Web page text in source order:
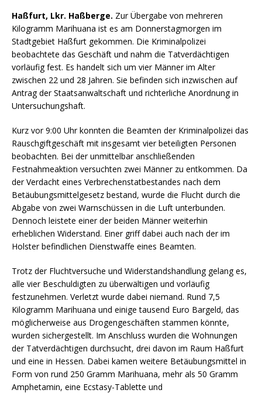
Haßfurt, Lkr. Haßberge. Zur Übergabe von mehreren
Kilogramm Marihuana ist es am Donnerstagmorgen im
Stadtgebiet Haßfurt gekommen. Die Kriminalpolizei
beobachtete das Geschäft und nahm die Tatverdächtigen
vorläufig fest. Es handelt sich um vier Männer im Alter
zwischen 22 und 28 Jahren. Sie befinden sich inzwischen auf
Antrag der Staatsanwaltschaft und richterliche Anordnung in
Untersuchungshaft.
Kurz vor 9:00 Uhr konnten die Beamten der Kriminalpolizei das
Rauschgiftgeschäft mit insgesamt vier beteiligten Personen
beobachten. Bei der unmittelbar anschließenden
Festnahmeaktion versuchten zwei Männer zu entkommen. Da
der Verdacht eines Verbrechenstatbestandes nach dem
Betäubungsmittelgesetz bestand, wurde die Flucht durch die
Abgabe von zwei Warnschüssen in die Luft unterbunden.
Dennoch leistete einer der beiden Männer weiterhin
erheblichen Widerstand. Einer griff dabei auch nach der im
Holster befindlichen Dienstwaffe eines Beamten.
Trotz der Fluchtversuche und Widerstandshandlung gelang es,
alle vier Beschuldigten zu überwältigen und vorläufig
festzunehmen. Verletzt wurde dabei niemand. Rund 7,5
Kilogramm Marihuana und einige tausend Euro Bargeld, das
möglicherweise aus Drogengeschäften stammen könnte,
wurden sichergestellt. Im Anschluss wurden die Wohnungen
der Tatverdächtigen durchsucht, drei davon im Raum Haßfurt
und eine in Hessen. Dabei kamen weitere Betäubungsmittel in
Form von rund 250 Gramm Marihuana, mehr als 50 Gramm
Amphetamin, eine Ecstasy-Tablette und